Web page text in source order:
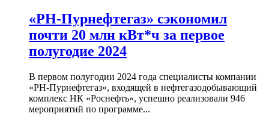
«РН-Пурнефтегаз» сэкономил
почти 20 млн кВт*ч за первое
полугодие 2024
В первом полугодии 2024 года специалисты компании
«РН-Пурнефтегаз», входящей в нефтегазодобывающий
комплекс НК «Роснефть», успешно реализовали 946
мероприятий по программе...